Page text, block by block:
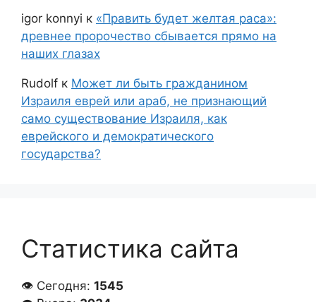
igor konnyi к «Править будет желтая раса»:
древнее пророчество сбывается прямо на
наших глазах
Rudolf к Может ли быть гражданином
Израиля еврей или араб, не признающий
само существование Израиля, как
еврейского и демократического
государства?
Статистика сайта
👁 Сегодня: 1545